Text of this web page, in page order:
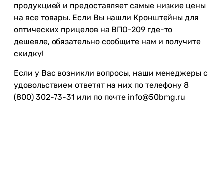
продукцией и предоставляет самые низкие цены
на все товары. Если Вы нашли Кронштейны для
оптических прицелов на ВПО-209 где-то
дешевле, обязательно сообщите нам и получите
скидку!
Если у Вас возникли вопросы, наши менеджеры с
удовольствием ответят на них по телефону 8
(800) 302-73-31 или по почте info@50bmg.ru